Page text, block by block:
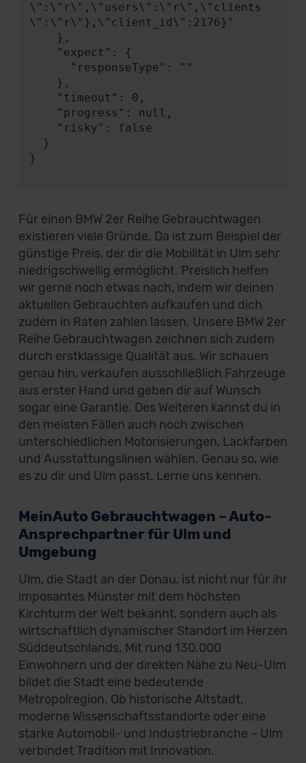
\":\"r\",\"users\":\"r\",\"clients
\":\"r\"},\"client_id\":2176}"
}
Für einen BMW 2er Reihe Gebrauchtwagen
existieren viele Gründe. Da ist zum Beispiel der
günstige Preis, der dir die Mobilität in Ulm sehr
niedrigschwellig ermöglicht. Preislich helfen
wir gerne noch etwas nach, indem wir deinen
aktuellen Gebrauchten aufkaufen und dich
zudem in Raten zahlen lassen. Unsere BMW 2er
Reihe Gebrauchtwagen zeichnen sich zudem
durch erstklassige Qualität aus. Wir schauen
genau hin, verkaufen ausschließlich Fahrzeuge
aus erster Hand und geben dir auf Wunsch
sogar eine Garantie. Des Weiteren kannst du in
den meisten Fällen auch noch zwischen
unterschiedlichen Motorisierungen, Lackfarben
und Ausstattungslinien wählen. Genau so, wie
es zu dir und Ulm passt. Lerne uns kennen.
MeinAuto Gebrauchtwagen – Auto-
Ansprechpartner für Ulm und
Umgebung
Ulm, die Stadt an der Donau, ist nicht nur für ihr
imposantes Münster mit dem höchsten
Kirchturm der Welt bekannt, sondern auch als
wirtschaftlich dynamischer Standort im Herzen
Süddeutschlands. Mit rund 130.000
Einwohnern und der direkten Nähe zu Neu-Ulm
bildet die Stadt eine bedeutende
Metropolregion. Ob historische Altstadt,
moderne Wissenschaftsstandorte oder eine
starke Automobil- und Industriebranche – Ulm
verbindet Tradition mit Innovation.